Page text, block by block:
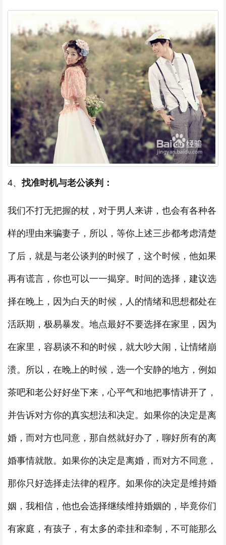
4、找准时机与老公谈判：
我们不打无把握的杖，对于男人来讲，也会有各种各
样的理由来骗妻子，所以，等你上述三步都考虑清楚
了后，就是与老公谈判的时候了，这个时候，他如果
再有谎言，你也可以一一揭穿。时间的选择，建议选
择在晚上，因为白天的时候，人的情绪和思想都处在
活跃期，极易暴发。地点最好不要选择在家里，因为
在家里，容易谈不和的时候，就大吵大闹，让情绪崩
溃。所以，在晚上的时候，选一个安静的地方，例如
茶吧和老公好好坐下来，心平气和地把事情讲开了，
并告诉对方你的真实想法和决定。如果你的决定是离
婚，而对方也同意，那自然就好办了，聊好所有的离
婚事情就散。如果你的决定是离婚，而对方不同意，
那你只好选择走法律的程序。如果你的决定是维持婚
姻，我相信，他也会选择继续维持婚姻的，毕竟你们
有家庭，有孩子，有太多的牵挂和牵制，不可能那么